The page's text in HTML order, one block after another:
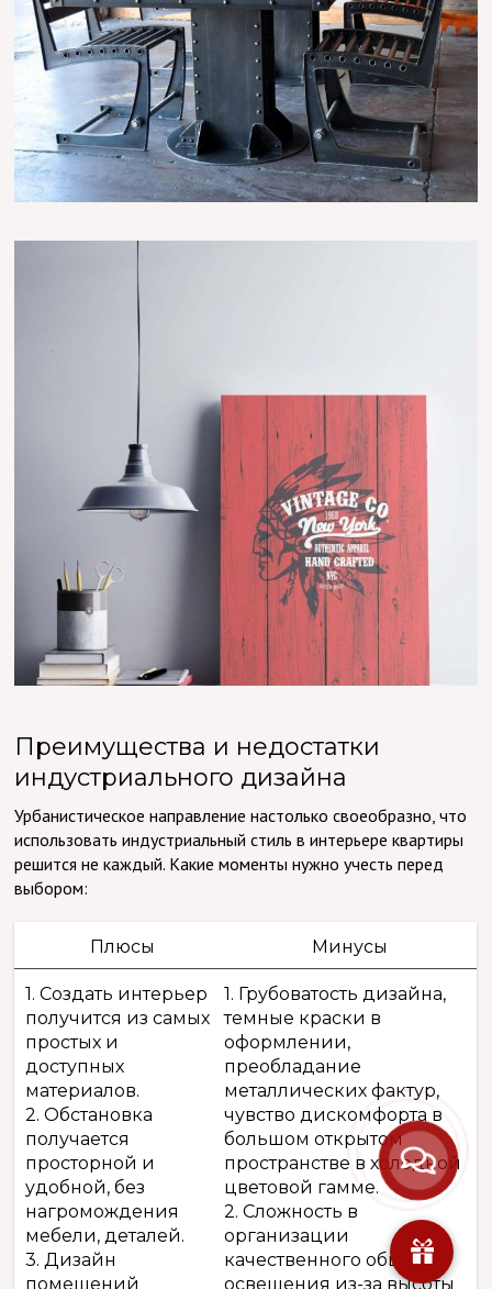
Преимущества и недостатки
индустриального дизайна
Урбанистическое направление настолько своеобразно, что
использовать индустриальный стиль в интерьере квартиры
решится не каждый. Какие моменты нужно учесть перед
выбором:
Плюсы Минусы
1. Создать интерьер
получится из самых
простых и
доступных
материалов.
2. Обстановка
получается
просторной и
удобной, без
нагромождения
мебели, деталей.
3. Дизайн
помещений
1. Грубоватость дизайна,
темные краски в
оформлении,
преобладание
металлических фактур,
чувство дискомфорта в
большом открытом
пространстве в холодной
цветовой гамме.
2. Сложность в
организации
качественного общего
освещения из-за высоты